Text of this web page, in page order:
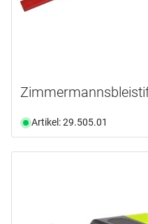
Artikel: 29.505.01